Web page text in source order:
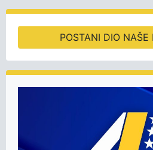
POSTANI DIO NAŠE